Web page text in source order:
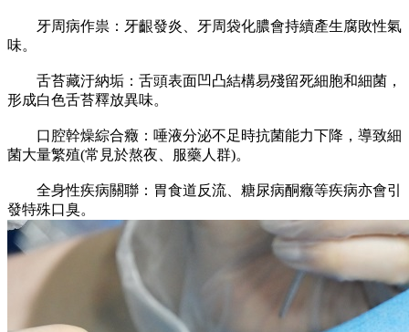
‌牙周病作祟‌：牙齦發炎、牙周袋化膿會持續產生腐敗性氣
味。
‌舌苔藏汙納垢‌：舌頭表面凹凸結構易殘留死細胞和細菌，
形成白色舌苔釋放異味。
‌口腔幹燥綜合癥‌：唾液分泌不足時抗菌能力下降，導致細
菌大量繁殖(常見於熬夜、服藥人群)。
‌全身性疾病關聯‌：胃食道反流、糖尿病酮癥等疾病亦會引
發特殊口臭。